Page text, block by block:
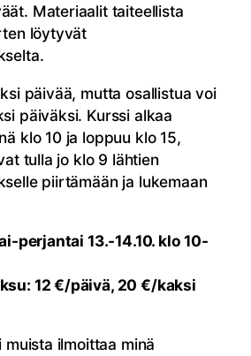
Materiaalit taiteellista
löytyvät
päivää, mutta osallistua voi
päiväksi. Kurssi alkaa
klo 10 ja loppuu klo 15,
tulla jo klo 9 lähtien
piirtämään ja lukemaan
perjantai 13.-14.10. klo 10-
12 €/päivä, 20 €/kaksi
muista ilmoittaa minä